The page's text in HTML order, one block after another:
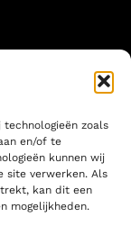
zoals
en/of te
kunnen wij
site verwerken. Als
kan dit een
mogelijkheden.